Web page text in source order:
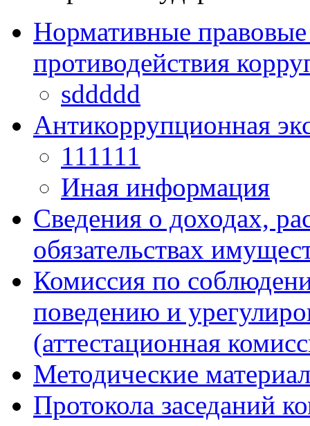
Нормативные
противодействия
sddddd
Антикоррупционная
111111
Иная информация
Сведения о доходах,
обязательствах
Комиссия по
поведению и
(аттестационная
Методические
Протокола заседаний